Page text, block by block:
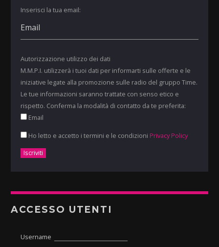
Inserisci la tua email:
Autorizzazione utilizzo dei dati
M.M.P.I. utilizzerà i tuoi dati per informarti sulle offerte e le
iniziative legate alla promozione sulle radio del gruppo Time.
Le tue informazioni saranno trattate con senso etico e
rispetto. Conferma la modalità di contatto da te preferita:
Email
Ho letto e accetto i termini e le condizioni Privacy Policy
ACCESSO UTENTI
Username